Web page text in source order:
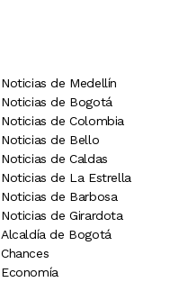
Noticias de Medellín
Noticias de Bogotá
Noticias de Colombia
Noticias de Bello
Noticias de Caldas
Noticias de La Estrella
Noticias de Barbosa
Noticias de Girardota
Alcaldía de Bogotá
Chances
Economía